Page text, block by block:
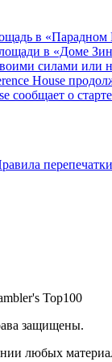
в «Парадном
в «Доме
силами или
House
сообщает о
перепечатки
защищены.
любых